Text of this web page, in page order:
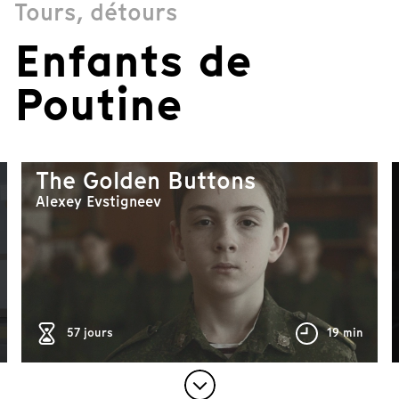
1
o
Tours, détours
Enfants de
Poutine
106 min
The Golden Buttons
Alexey Evstigneev
57 jours 19 min